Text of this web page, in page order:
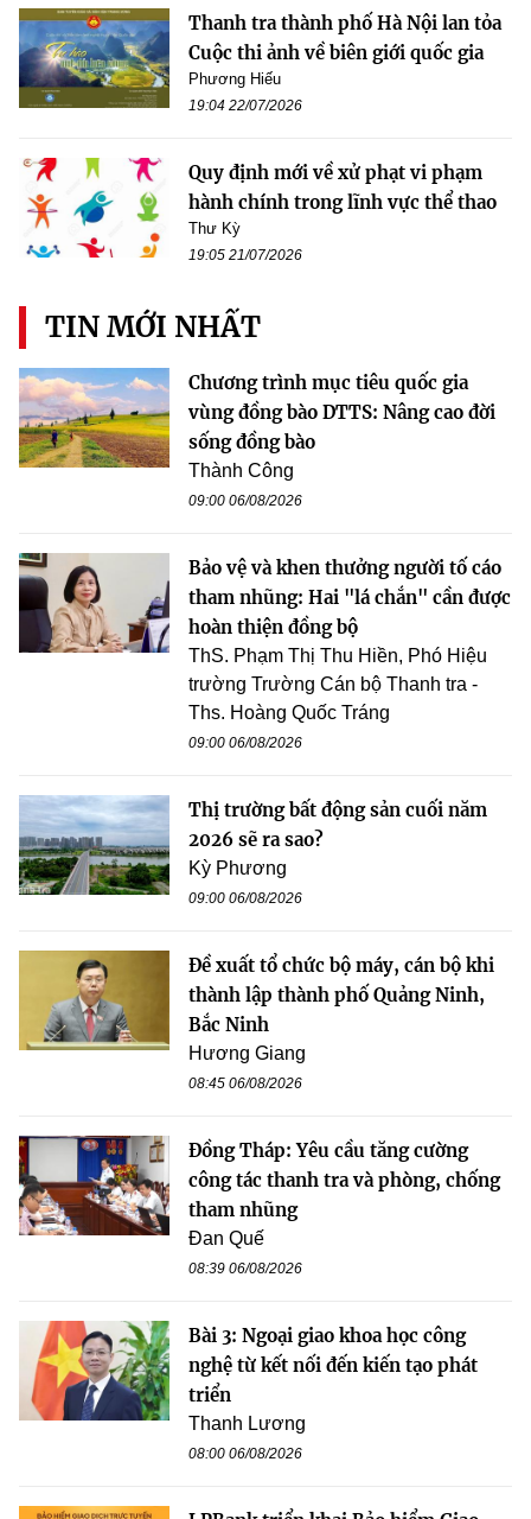
Thanh tra thành phố Hà Nội lan tỏa
Cuộc thi ảnh về biên giới quốc gia
Phương Hiếu
19:04 22/07/2026
Quy định mới về xử phạt vi phạm
hành chính trong lĩnh vực thể thao
Thư Kỳ
19:05 21/07/2026
TIN MỚI NHẤT
Chương trình mục tiêu quốc gia
vùng đồng bào DTTS: Nâng cao đời
sống đồng bào
Thành Công
09:00 06/08/2026
Bảo vệ và khen thưởng người tố cáo
tham nhũng: Hai "lá chắn" cần được
hoàn thiện đồng bộ
ThS. Phạm Thị Thu Hiền, Phó Hiệu
trường Trường Cán bộ Thanh tra -
Ths. Hoàng Quốc Tráng
09:00 06/08/2026
Thị trường bất động sản cuối năm
2026 sẽ ra sao?
Kỳ Phương
09:00 06/08/2026
Đề xuất tổ chức bộ máy, cán bộ khi
thành lập thành phố Quảng Ninh,
Bắc Ninh
Hương Giang
08:45 06/08/2026
Đồng Tháp: Yêu cầu tăng cường
công tác thanh tra và phòng, chống
tham nhũng
Đan Quế
08:39 06/08/2026
Bài 3: Ngoại giao khoa học công
nghệ từ kết nối đến kiến tạo phát
triển
Thanh Lương
08:00 06/08/2026